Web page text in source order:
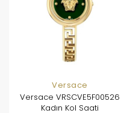
Versace
Versace VRSCVE5F00526
Kadın Kol Saati